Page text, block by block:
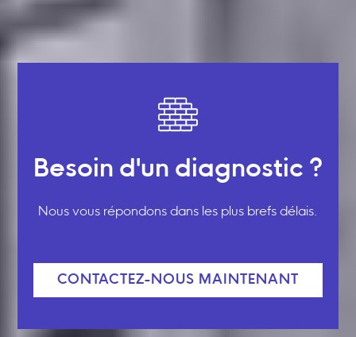
Besoin d'un diagnostic ?
Nous vous répondons dans les plus brefs délais.
CONTACTEZ-NOUS MAINTENANT